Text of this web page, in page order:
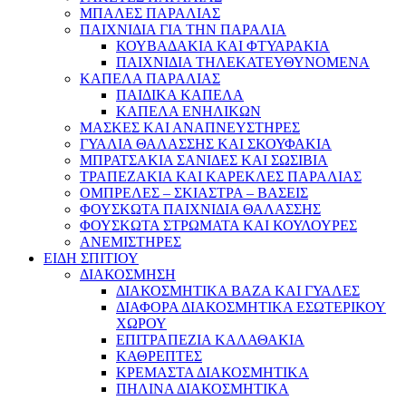
ΜΠΑΛΕΣ ΠΑΡΑΛΙΑΣ
ΠΑΙΧΝΙΔΙΑ ΓΙΑ ΤΗΝ ΠΑΡΑΛΙΑ
ΚΟΥΒΑΔΑΚΙΑ ΚΑΙ ΦΤΥΑΡΑΚΙΑ
ΠΑΙΧΝΙΔΙΑ ΤΗΛΕΚΑΤΕΥΘΥΝΟΜΕΝΑ
ΚΑΠΕΛΑ ΠΑΡΑΛΙΑΣ
ΠΑΙΔΙΚΑ ΚΑΠΕΛΑ
ΚΑΠΕΛΑ ΕΝΗΛΙΚΩΝ
ΜΑΣΚΕΣ ΚΑΙ ΑΝΑΠΝΕΥΣΤΗΡΕΣ
ΓΥΑΛΙΑ ΘΑΛΑΣΣΗΣ ΚΑΙ ΣΚΟΥΦΑΚΙΑ
ΜΠΡΑΤΣΑΚΙΑ ΣΑΝΙΔΕΣ ΚΑΙ ΣΩΣΙΒΙΑ
ΤΡΑΠΕΖΑΚΙΑ ΚΑΙ ΚΑΡΕΚΛΕΣ ΠΑΡΑΛΙΑΣ
ΟΜΠΡΕΛΕΣ – ΣΚΙΑΣΤΡΑ – ΒΑΣΕΙΣ
ΦΟΥΣΚΩΤΑ ΠΑΙΧΝΙΔΙΑ ΘΑΛΑΣΣΗΣ
ΦΟΥΣΚΩΤΑ ΣΤΡΩΜΑΤΑ ΚΑΙ ΚΟΥΛΟΥΡΕΣ
ΑΝΕΜΙΣΤΗΡΕΣ
ΕΙΔΗ ΣΠΙΤΙΟΥ
ΔΙΑΚΟΣΜΗΣΗ
ΔΙΑΚΟΣΜΗΤΙΚΑ ΒΑΖΑ ΚΑΙ ΓΥΑΛΕΣ
ΔΙΑΦΟΡΑ ΔΙΑΚΟΣΜΗΤΙΚΑ ΕΣΩΤΕΡΙΚΟΥ
ΧΩΡΟΥ
ΕΠΙΤΡΑΠΕΖΙΑ ΚΑΛΑΘΑΚΙΑ
ΚΑΘΡΕΠΤΕΣ
ΚΡΕΜΑΣΤΑ ΔΙΑΚΟΣΜΗΤΙΚΑ
ΠΗΛΙΝΑ ΔΙΑΚΟΣΜΗΤΙΚΑ